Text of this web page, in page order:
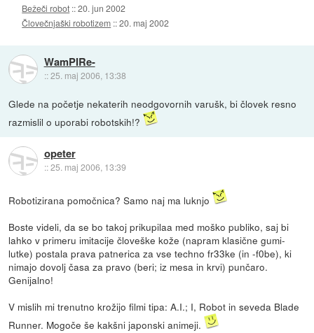
Bežeči robot ::20. jun 2002
Človečnjaški robotizem ::20. maj 2002
WamPIRe-
::25. maj 2006, 13:38
Glede na početje nekaterih neodgovornih varušk, bi človek resno
razmislil o uporabi robotskih!?
opeter
::25. maj 2006, 13:39
Robotizirana pomočnica? Samo naj ma luknjo
Boste videli, da se bo takoj prikupilaa med moško publiko, saj bi
lahko v primeru imitacije človeške kože (napram klasične gumi-
lutke) postala prava patnerica za vse techno fr33ke (in -f0be), ki
nimajo dovolj časa za pravo (beri; iz mesa in krvi) punčaro.
Genijalno!
V mislih mi trenutno krožijo filmi tipa: A.I.; I, Robot in seveda Blade
Runner. Mogoče še kakšni japonski animeji.